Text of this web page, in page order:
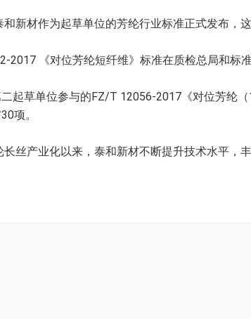
材作为起草单位的芳纶行业标准正式发布，这
《对位芳纶短纤维》标准在质检总局和标
草单位参与的FZ/T 12056-2017《对位芳纶（
项。
产业化以来，泰和新材不断提升技术水平，